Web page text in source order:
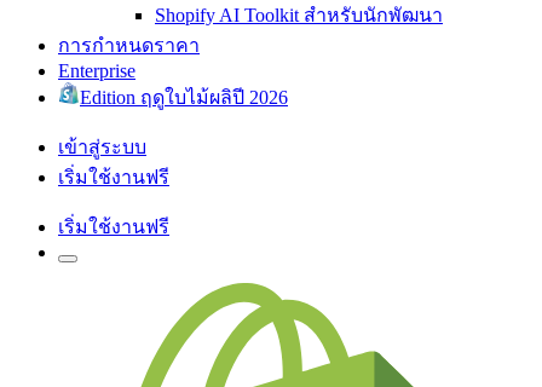
Shopify AI Toolkit สำหรับนักพัฒนา
การกำหนดราคา
Enterprise
Edition ฤดูใบไม้ผลิปี 2026
เข้าสู่ระบบ
เริ่มใช้งานฟรี
เริ่มใช้งานฟรี